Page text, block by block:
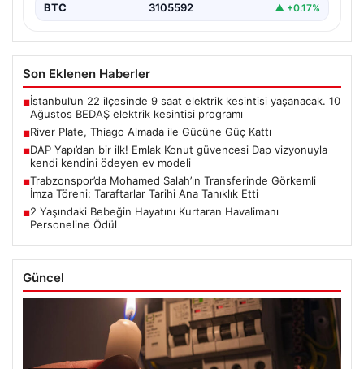
BTC 3105592 ▲ +0.17%
Son Eklenen Haberler
■İstanbul’un 22 ilçesinde 9 saat elektrik kesintisi yaşanacak. 10
Ağustos BEDAŞ elektrik kesintisi programı
■River Plate, Thiago Almada ile Gücüne Güç Kattı
■DAP Yapı’dan bir ilk! Emlak Konut güvencesi Dap vizyonuyla
kendi kendini ödeyen ev modeli
■Trabzonspor’da Mohamed Salah’ın Transferinde Görkemli
İmza Töreni: Taraftarlar Tarihi Ana Tanıklık Etti
■2 Yaşındaki Bebeğin Hayatını Kurtaran Havalimanı
Personeline Ödül
Güncel